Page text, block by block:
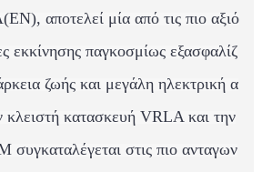
αποτελεί μία από τις πιο αξιό
εκκίνησης παγκοσμίως εξασφαλίζ
ζωής και μεγάλη ηλεκτρική α
κατασκευή VRLA και την
συγκαταλέγεται στις πιο ανταγων